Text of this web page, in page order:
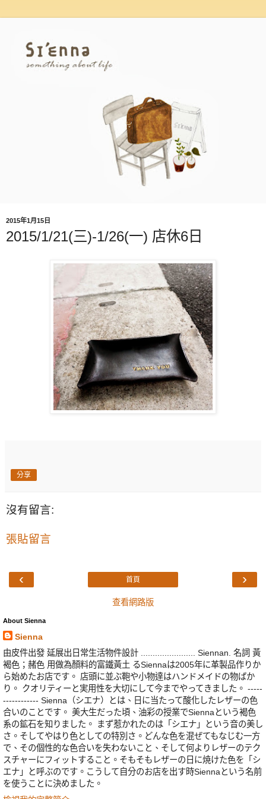
2015年1月15日
2015/1/21(三)-1/26(一) 店休6日
分享
沒有留言:
張貼留言
‹ ›
首頁
查看網路版
About Sienna
Sienna
由皮件出發 延展出日常生活物件設計 ....................... Siennan. 名詞 黃
褐色；赭色 用做為顏料的富鐵黃土 るSiennaは2005年に革製品作りか
ら始めたお店です。 店頭に並ぶ鞄や小物達はハンドメイドの物ばか
り。 クオリティーと実用性を大切にして今までやってきました。 -----
------------ Sienna（シエナ）とは、日に当たって酸化したレザーの色
合いのことです。 美大生だった頃、油彩の授業でSiennaという褐色
系の鉱石を知りました。 まず惹かれたのは「シエナ」という音の美し
さ。そしてやはり色としての特別さ。どんな色を混ぜてもなじむ一方
で、その個性的な色合いを失わないこと、そして何よりレザーのテク
スチャーにフィットすること。そもそもレザーの日に焼けた色を「シ
エナ」と呼ぶのです。こうして自分のお店を出す時Siennaという名前
を使うことに決めました。